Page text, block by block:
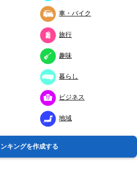
車・バイク
旅行
趣味
暮らし
ビジネス
地域
キングを作成する